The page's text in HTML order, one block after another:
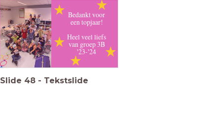
Bedankt voor
een topjaar!
Heel veel liefs
van groep 3B
'23-'24
Slide 48 - Tekstslide